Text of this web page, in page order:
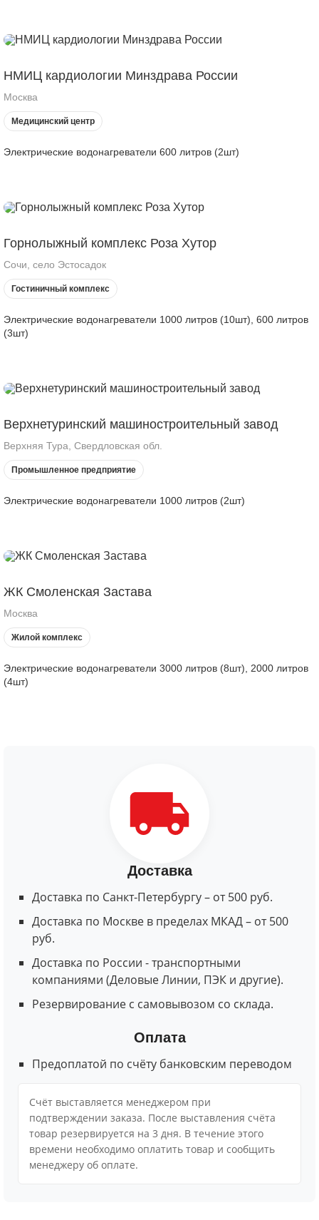
НМИЦ кардиологии Минздрава России
Москва
Медицинский центр
Электрические водонагреватели 600 литров (2шт)
Горнолыжный комплекс Роза Хутор
Сочи, село Эстосадок
Гостиничный комплекс
Электрические водонагреватели 1000 литров (10шт), 600 литров
(3шт)
Верхнетуринский машиностроительный завод
Верхняя Тура, Свердловская обл.
Промышленное предприятие
Электрические водонагреватели 1000 литров (2шт)
ЖК Смоленская Застава
Москва
Жилой комплекс
Электрические водонагреватели 3000 литров (8шт), 2000 литров
(4шт)
Доставка
Доставка по Санкт-Петербургу – от 500 руб.
Доставка по Москве в пределах МКАД – от 500
руб.
Доставка по России - транспортными
компаниями (Деловые Линии, ПЭК и другие).
Резервирование с самовывозом со склада.
Оплата
Предоплатой по счёту банковским переводом
Cчёт выставляется менеджером при
подтверждении заказа. После выставления счёта
товар резервируется на 3 дня. В течение этого
времени необходимо оплатить товар и сообщить
менеджеру об оплате.